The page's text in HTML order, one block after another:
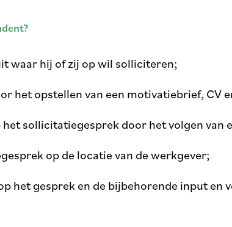
waar hij of zij op wil solliciteren;
het opstellen van een motivatiebrief, CV
sollicitatiegesprek door het volgen van
op de locatie van de werkgever;
het gesprek en de bijbehorende input en